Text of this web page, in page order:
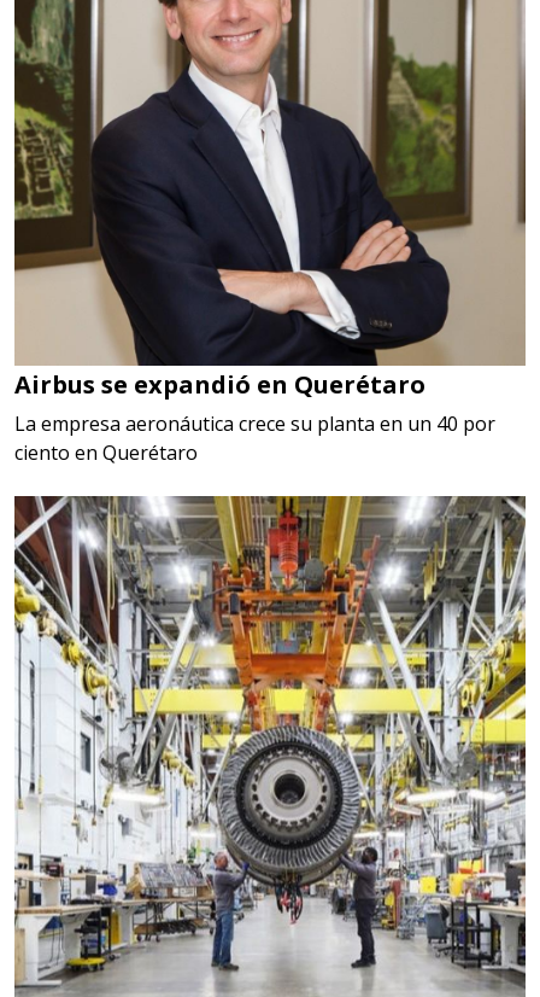
Airbus se expandió en Querétaro
La empresa aeronáutica crece su planta en un 40 por
ciento en Querétaro